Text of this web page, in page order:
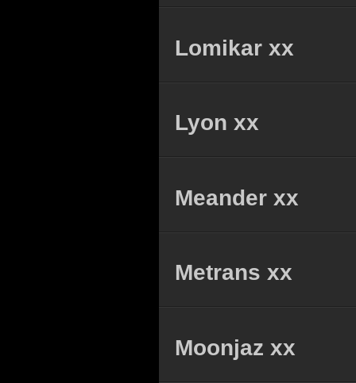
Lomikar xx
Lyon xx
Meander xx
Metrans xx
Moonjaz xx